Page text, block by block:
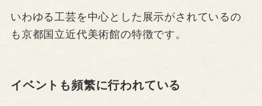
いわゆる工芸を中心とした展示がされているの
も京都国立近代美術館の特徴です。
イベントも頻繁に行われている